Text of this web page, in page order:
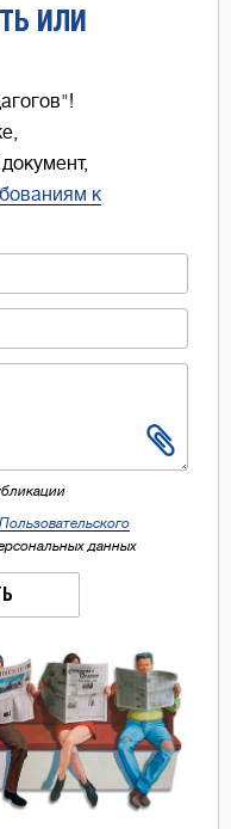
ИЛИ
к
Пользовательского
данных